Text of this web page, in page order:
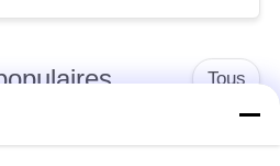
Tous
Émetteur visuel sans